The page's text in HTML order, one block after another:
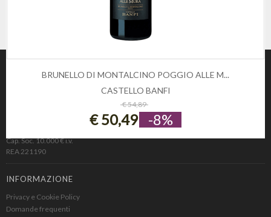
ESAURITO
BRUNELLO DI MONTALCINO POGGIO ALLE M...
CASTELLO BANFI
€ 54,89
€ 50,49 -8%
Cap. Soc. 10.000 € i.v.
REA 221190
INFORMAZIONE
Privacy e Cookie Policy
Domande frequenti